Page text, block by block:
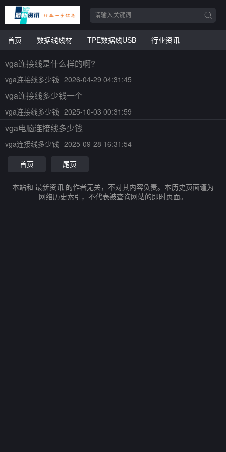
首页 数据线线材 TPE数据线USB 行业资讯
vga连接线是什么样的啊?
vga连接线多少钱 2026-04-29 04:31:45
vga连接线多少钱一个
vga连接线多少钱 2025-10-03 00:31:59
vga电脑连接线多少钱
vga连接线多少钱 2025-09-28 16:31:54
首页
尾页
本站和 最新资讯 的作者无关，不对其内容负责。本历史页面谨为
网络历史索引，不代表被查询网站的即时页面。